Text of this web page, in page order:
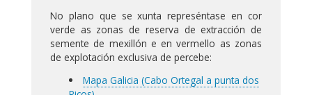
No plano que se xunta represéntase en cor
verde as zonas de reserva de extracción de
semente de mexillón e en vermello as zonas
de explotación exclusiva de percebe:
Mapa Galicia (Cabo Ortegal a punta dos